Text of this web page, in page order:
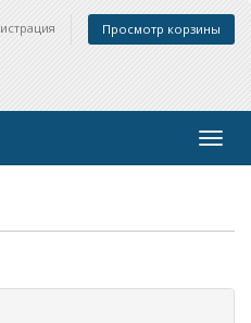
Просмотр корзины